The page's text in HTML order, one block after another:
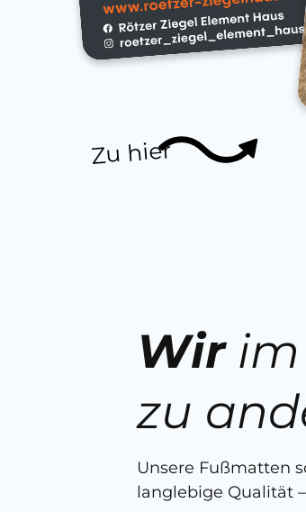
Zu hier
Wirim
zu
Unsere Fußmatten
langlebige Qualität